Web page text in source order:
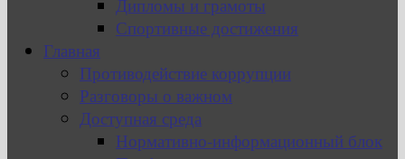
Дипломы и грамоты
Спортивные достижения
Главная
Противодействие коррупции
Разговоры о важном
Доступная среда
Нормативно-информационный блок